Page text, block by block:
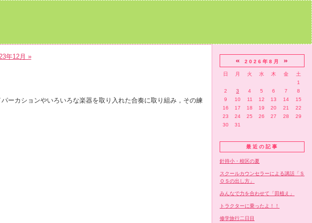
年12月 »
ーカションやいろいろな楽器を取り入れた合奏に取り組み，その練
« 2026年8月 »
日 月 火 水 木 金
土
1
2
3 4 5 6 7
8
9
10 11 12 13 14
15
16
17 18 19 20 21
22
23
24 25 26 27 28
29
30
31
最近の記事
針持小・校区の夏
スクールカウンセラーによる講話「Ｓ
ＯＳの出し方」
みんなで力を合わせて「田植え」
トラクターに乗ったよ！！
修学旅行二日目